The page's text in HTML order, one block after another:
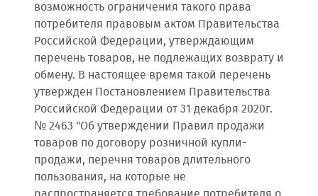
возможность ограничения такого права
потребителя правовым актом Правительства
Российской Федерации, утверждающим
перечень товаров, не подлежащих возврату и
обмену. В настоящее время такой перечень
утвержден Постановлением Правительства
Российской Федерации от 31 декабря 2020г.
№ 2463 "Об утверждении Правил продажи
товаров по договору розничной купли-
продажи, перечня товаров длительного
пользования, на которые не